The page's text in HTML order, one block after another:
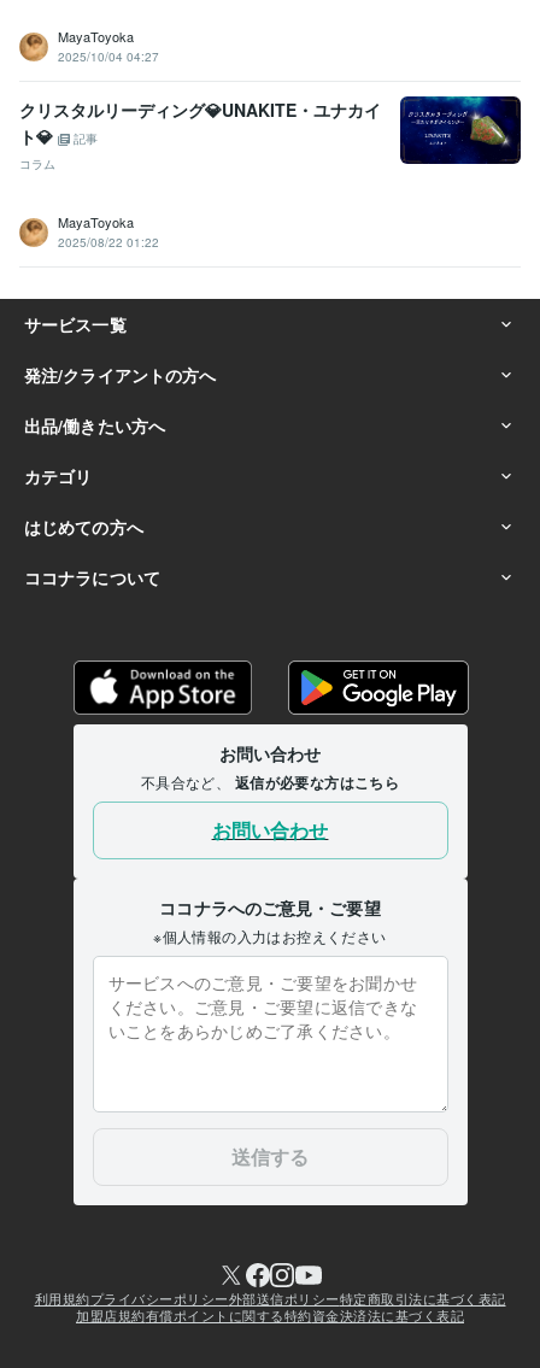
MayaToyoka
2025/10/04 04:27
クリスタルリーディング💎UNAKITE・ユナカイ
ト💎
記事
コラム
MayaToyoka
2025/08/22 01:22